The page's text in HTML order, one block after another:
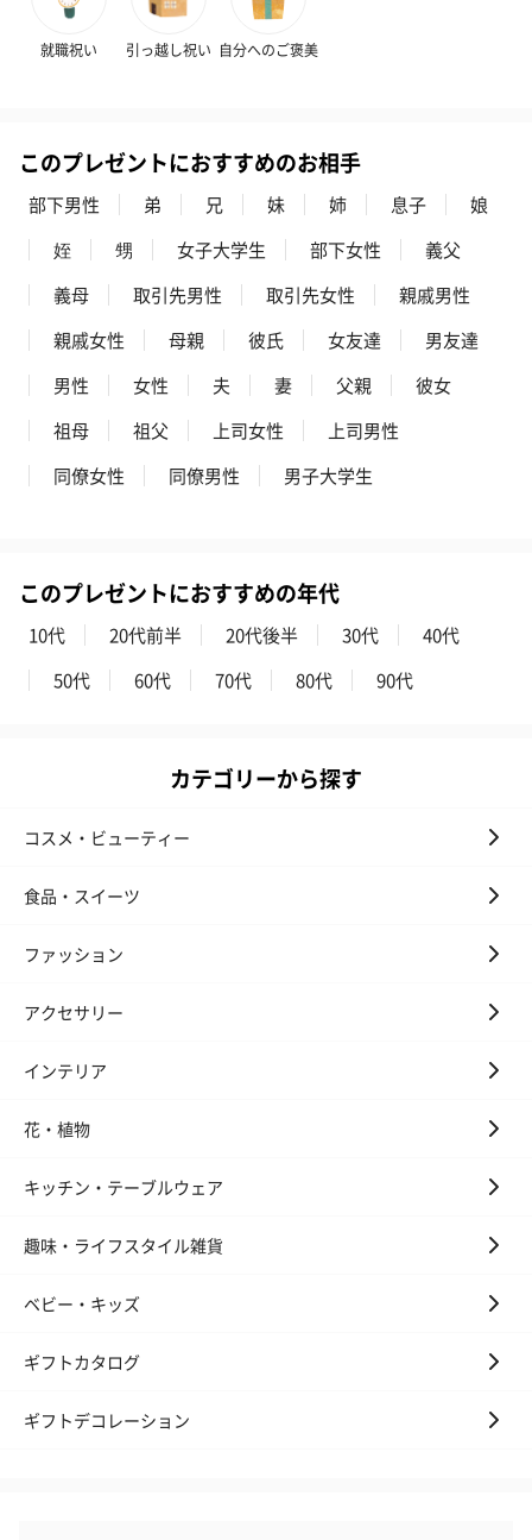
就職祝い 引っ越し祝い 自分へのご褒美
このプレゼントにおすすめのお相手
部下男性 弟 兄 妹 姉 息子
娘
姪
甥 女子大学生 部下女性
義父
義母
取引先男性 取引先女性
親戚男性
親戚女性
母親 彼氏 女友達
男友達
男性
女性 夫 妻 父親
彼女
祖母
祖父 上司女性
上司男性
同僚女性
同僚男性 男子大学生
このプレゼントにおすすめの年代
10代 20代前半 20代後半 30代
40代
50代
60代 70代 80代 90代
カテゴリーから探す
コスメ・ビューティー
食品・スイーツ
ファッション
アクセサリー
インテリア
花・植物
キッチン・テーブルウェア
趣味・ライフスタイル雑貨
ベビー・キッズ
ギフトカタログ
ギフトデコレーション